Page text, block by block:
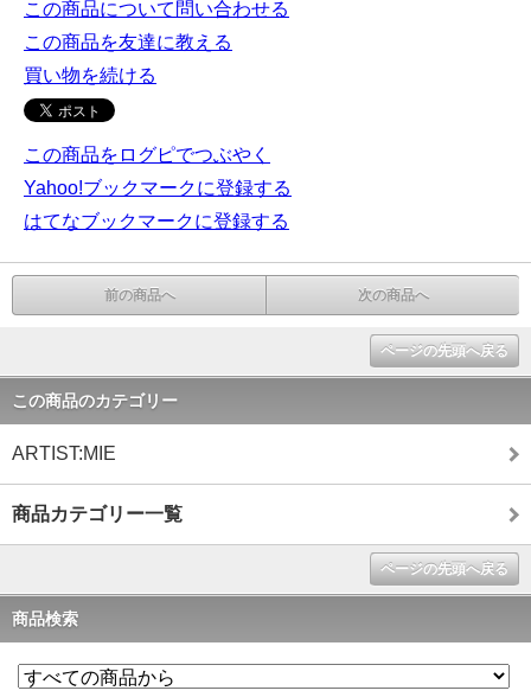
この商品について問い合わせる
この商品を友達に教える
買い物を続ける
この商品をログピでつぶやく
Yahoo!ブックマークに登録する
はてなブックマークに登録する
前の商品へ 次の商品へ
ページの先頭へ戻る
この商品のカテゴリー
ARTIST:MIE
商品カテゴリー一覧
ページの先頭へ戻る
商品検索